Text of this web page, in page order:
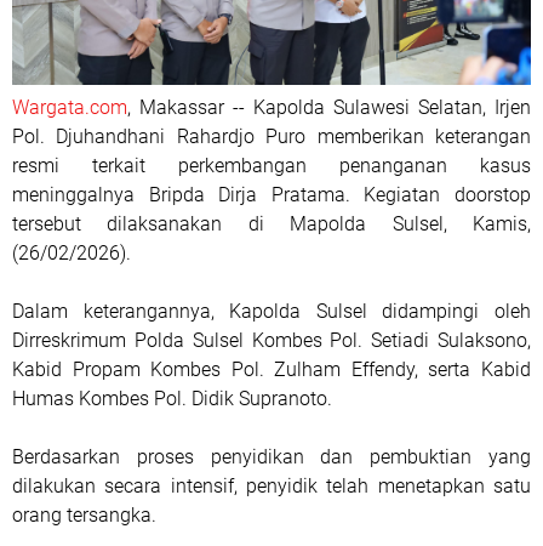
Wargata.com, Makassar -- Kapolda Sulawesi Selatan, Irjen
Pol. Djuhandhani Rahardjo Puro memberikan keterangan
resmi terkait perkembangan penanganan kasus
meninggalnya Bripda Dirja Pratama. Kegiatan doorstop
tersebut dilaksanakan di Mapolda Sulsel, Kamis,
(26/02/2026).
Dalam keterangannya, Kapolda Sulsel didampingi oleh
Dirreskrimum Polda Sulsel Kombes Pol. Setiadi Sulaksono,
Kabid Propam Kombes Pol. Zulham Effendy, serta Kabid
Humas Kombes Pol. Didik Supranoto.
Berdasarkan proses penyidikan dan pembuktian yang
dilakukan secara intensif, penyidik telah menetapkan satu
orang tersangka.